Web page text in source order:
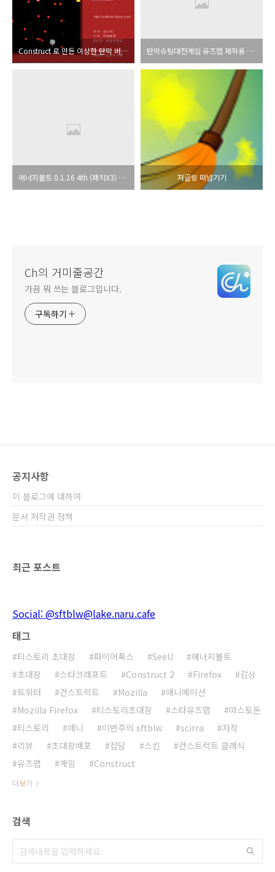
Construct 로 만든 이상한 탄막 버티기 (?) 탄막슈팅대전게임 유즈맵 제작용 아이디어 노트
에너지볼트 0.1.16 4th (패치X3) 노뮤직버전 저글링 떠넘기기
Ch의 거미줄공간
가끔 뭐 쓰는 블로그입니다.
구독하기
공지사항
이 블로그에 대하여
문서 저작권 정책
최근 포스트
Social: @sftblw@lake.naru.cafe
태그
티스토리 초대장 파이어폭스 SeeU
에너지볼트
초대장
스타크래프트 Construct 2 Firefox
감상
트위터
컨스트럭트 Mozilla
애니메이션
Mozilla Firefox
티스토리초대장 스타유즈맵
마스토돈
티스토리
애니 이번주의 sftblw scirra
자작
리뷰
초대장배포 잡담 스킨
컨스트럭트 클래식
유즈맵
게임 Construct
더보기
검색